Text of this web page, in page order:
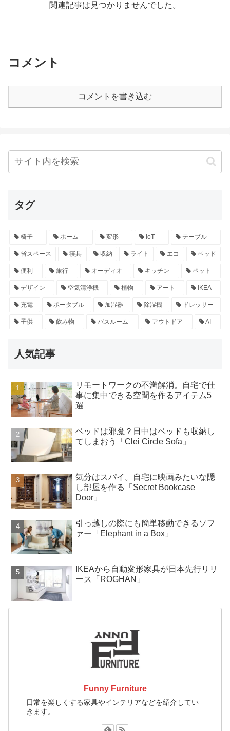
関連記事は見つかりませんでした。
コメント
コメントを書き込む
タグ
椅子 ホーム 変形 IoT テーブル
省スペース 寝具 収納 ライト エコ ベッド
便利 旅行 オーディオ キッチン ペット
デザイン 空気清浄機 植物 アート IKEA
充電 ポータブル 加湿器 除湿機 ドレッサー
子供 飲み物 バスルーム アウトドア AI
人気記事
リモートワークの不満解消。自宅で仕
事に集中できる空間を作るアイテム5
選
ベッドは邪魔？日中はベッドも収納し
てしまおう「Clei Circle Sofa」
気分はスパイ。自宅に映画みたいな隠
し部屋を作る「Secret Bookcase
Door」
引っ越しの際にも簡単移動できるソフ
ァー「Elephant in a Box」
IKEAから自動変形家具が日本先行リリ
ース「ROGHAN」
Funny Furniture
日常を楽しくする家具やインテリアなどを紹介してい
きます。